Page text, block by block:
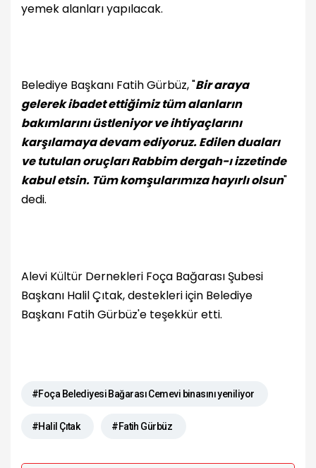
yemek alanları yapılacak.
Belediye Başkanı Fatih Gürbüz, "Bir araya
gelerek ibadet ettiğimiz tüm alanların
bakımlarını üstleniyor ve ihtiyaçlarını
karşılamaya devam ediyoruz. Edilen duaları
ve tutulan oruçları Rabbim dergah-ı izzetinde
kabul etsin. Tüm komşularımıza hayırlı olsun"
dedi.
Alevi Kültür Dernekleri Foça Bağarası Şubesi
Başkanı Halil Çıtak, destekleri için Belediye
Başkanı Fatih Gürbüz'e teşekkür etti.
#Foça Belediyesi Bağarası Cemevi binasını yeniliyor
#Halil Çıtak #Fatih Gürbüz